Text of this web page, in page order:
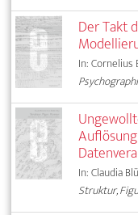
Der Takt
In: Cornelius
In: Claudia
Struktur,